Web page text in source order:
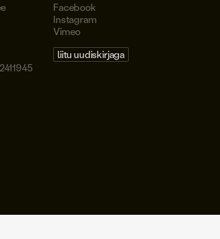
Facebook
Instagram
Vimeo
liitu uudiskirjaga